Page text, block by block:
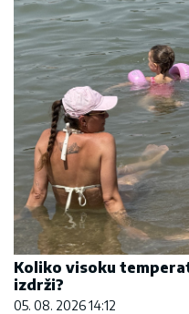
Koliko visoku
izdrži?
05. 08. 2026 14:12